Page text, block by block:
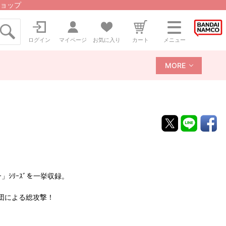
ップ
ログイン マイページ お気に入り カート メニュー
MORE
ｼﾘｰｽﾞを一挙収録。
よる総攻撃！